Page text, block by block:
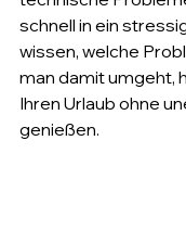
schnell in ein
wissen, welche
man damit umgeht,
Ihren Urlaub ohne
genießen.